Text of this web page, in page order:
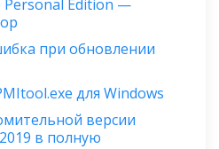
Personal Edition —
при обновлении
для Windows
версии
в полную